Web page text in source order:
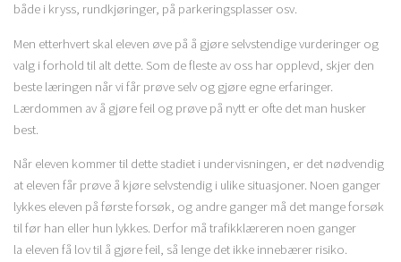
både i kryss, rundkjøringer, på parkeringsplasser osv.
Men etterhvert skal eleven øve på å gjøre selvstendige vurderinger og
valg i forhold til alt dette. Som de fleste av oss har opplevd, skjer den
beste læringen når vi får prøve selv og gjøre egne erfaringer.
Lærdommen av å gjøre feil og prøve på nytt er ofte det man husker
best.
Når eleven kommer til dette stadiet i undervisningen, er det nødvendig
at eleven får prøve å kjøre selvstendig i ulike situasjoner. Noen ganger
lykkes eleven på første forsøk, og andre ganger må det mange forsøk
til før han eller hun lykkes. Derfor må trafikklæreren noen ganger
la eleven få lov til å gjøre feil, så lenge det ikke innebærer risiko.